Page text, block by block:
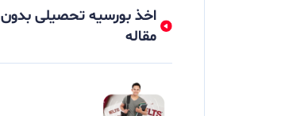
اخذ بورسیه تحصیلی بدون
مقاله